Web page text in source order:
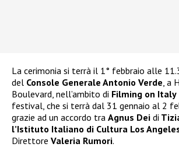
La cerimonia si terrà il 1° febbraio alle
del Console Generale Antonio Verde , a
Boulevard, nell’ambito di Filming on Italy
festival, che si terrà dal 31 gennaio al 2
grazie ad un accordo tra Agnus Dei di
l’Istituto Italiano di Cultura Los
Direttore Valeria Rumori.